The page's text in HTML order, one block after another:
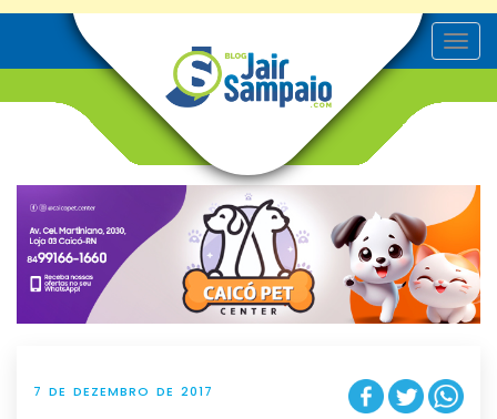
T
o
v
g
t
i
o
n
7 DE DEZEMBRO DE 2017